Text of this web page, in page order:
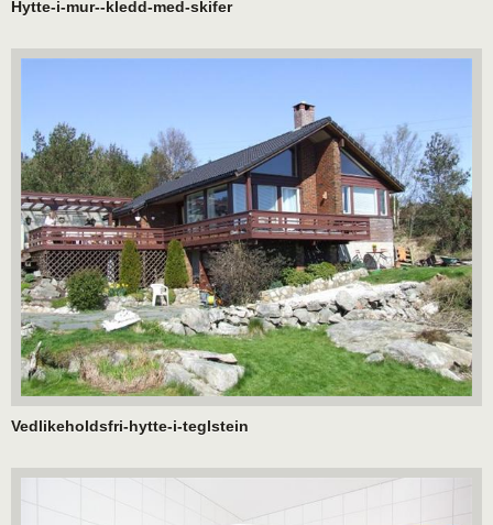
Hytte-i-mur--kledd-med-skifer
Vedlikeholdsfri-hytte-i-teglstein